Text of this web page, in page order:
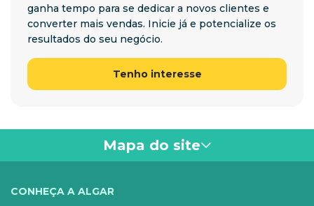
ganha tempo para se dedicar a novos clientes e
converter mais vendas. Inicie já e potencialize os
resultados do seu negócio.
Tenho interesse
Mapa do site
CONHEÇA A ALGAR